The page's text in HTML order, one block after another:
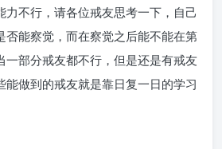
力不行，请各位戒友思考一下，自己
否能察觉，而在察觉之后能不能在第
一部分戒友都不行，但是还是有戒友
能做到的戒友就是靠日复一日的学习